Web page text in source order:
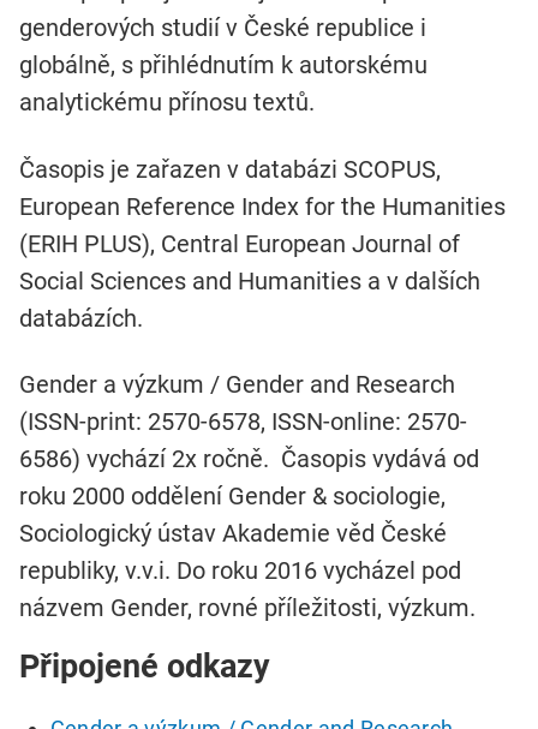
genderových studií v České republice i
globálně, s přihlédnutím k autorskému
analytickému přínosu textů.
Časopis je zařazen v databázi SCOPUS,
European Reference Index for the Humanities
(ERIH PLUS), Central European Journal of
Social Sciences and Humanities a v dalších
databázích.
Gender a výzkum / Gender and Research
(ISSN-print: 2570-6578, ISSN-online: 2570-
6586) vychází 2x ročně. Časopis vydává od
roku 2000 oddělení Gender & sociologie,
Sociologický ústav Akademie věd České
republiky, v.v.i. Do roku 2016 vycházel pod
názvem Gender, rovné příležitosti, výzkum.
Připojené odkazy